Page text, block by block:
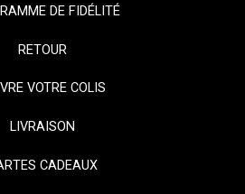
DE FIDÉLITÉ
RETOUR
VOTRE COLIS
LIVRAISON
CADEAUX